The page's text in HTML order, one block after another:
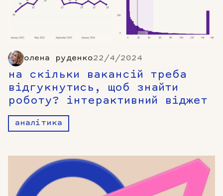
олена руденко22/4/2024
на скільки вакансій треба
відгукнутись, щоб знайти
роботу? інтерактивний віджет
аналітика